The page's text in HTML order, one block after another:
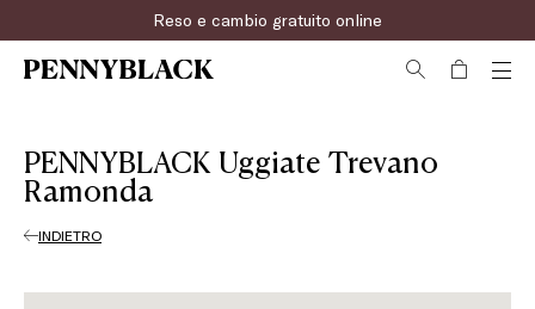
Reso e cambio gratuito online
PENNYBLACK Uggiate Trevano
Ramonda
INDIETRO